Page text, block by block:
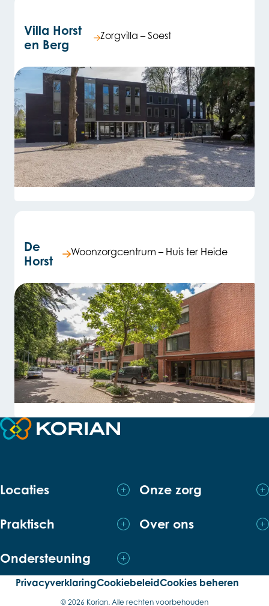
Villa Horst
en Berg
Zorgvilla – Soest
De
Horst
Woonzorgcentrum – Huis ter Heide
Terug naar de startpagina
Locaties Onze zorg
Praktisch Over ons
Ondersteuning
PrivacyverklaringCookiebeleidCookies beheren
© 2026 Korian. Alle rechten voorbehouden